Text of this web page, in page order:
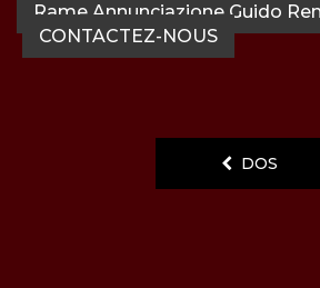
Rame Annunciazione Guido
CONTACTEZ-NOUS
DOS